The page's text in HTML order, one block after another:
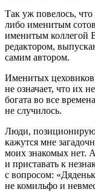
Так уж повелось,
либо именитым
именитым коллегой
редактором,
самим автором.
Именитых цеховиков
не означает, что их
богата во все
не случилось.
Люди,
кажутся мне
моих знакомых нет.
и приставать к
с вопросом:
не комильфо и